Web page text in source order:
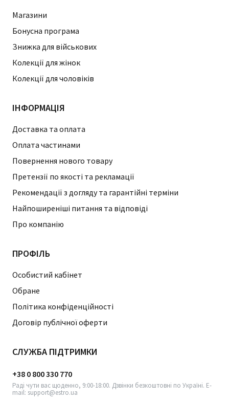
Магазини
Бонусна програма
Знижка для військових
Колекції для жінок
Колекції для чоловіків
ІНФОРМАЦІЯ
Доставка та оплата
Оплата частинами
Повернення нового товару
Претензії по якості та рекламації
Рекомендації з догляду та гарантійні терміни
Найпоширеніші питання та відповіді
Про компанію
ПРОФІЛЬ
Особистий кабінет
Обране
Політика конфіденційності
Договір публічної оферти
СЛУЖБА ПІДТРИМКИ
+38 0 800 330 770
Раді чути вас щоденно, 9:00-18:00. Дзвінки безкоштовні по Україні. E-
mail: support@estro.ua